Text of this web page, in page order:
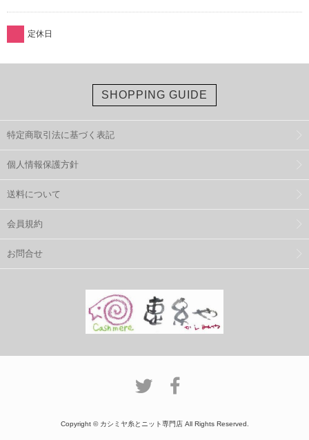
定休日
SHOPPING GUIDE
特定商取引法に基づく表記
個人情報保護方針
送料について
会員規約
お問合せ
Copyright © カシミヤ糸とニット専門店 All Rights Reserved.